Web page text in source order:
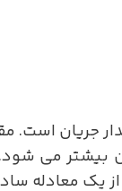
جریان است.
بیشتر می